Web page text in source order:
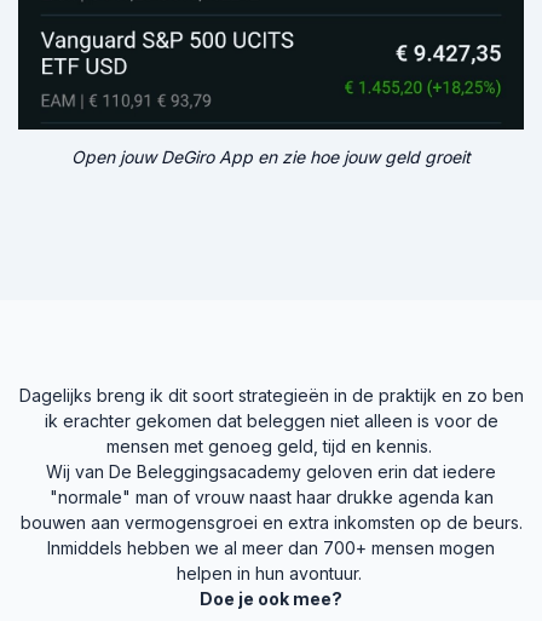
Open jouw DeGiro App en zie hoe jouw geld groeit
Dagelijks breng ik dit soort strategieën in de praktijk en zo ben
ik erachter gekomen dat beleggen niet alleen is voor de
mensen met genoeg geld, tijd en kennis.
Wij van De Beleggingsacademy geloven erin dat iedere
"normale" man of vrouw naast haar drukke agenda kan
bouwen aan vermogensgroei en extra inkomsten op de beurs.
Inmiddels hebben we al meer dan 700+ mensen mogen
helpen in hun avontuur.
Doe je ook mee?